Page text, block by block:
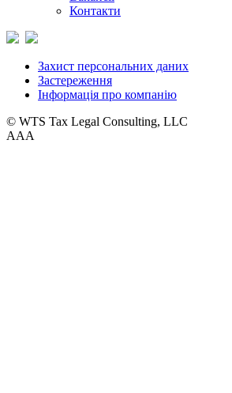
Контакти
Захист персональних даних
Застереження
Інформація про компанію
© WTS Tax Legal Consulting, LLC
AAA